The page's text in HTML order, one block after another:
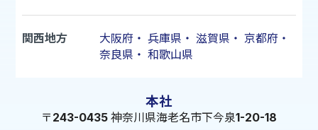
関西地方 大阪府 ・ 兵庫県 ・ 滋賀県 ・ 京都府 ・
奈良県 ・ 和歌山県
本社
〒243-0435 神奈川県海老名市下今泉1-20-18